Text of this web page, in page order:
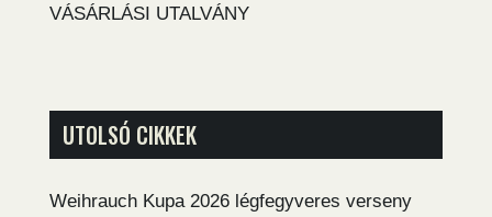
VÁSÁRLÁSI UTALVÁNY
UTOLSÓ CIKKEK
Weihrauch Kupa 2026 légfegyveres verseny